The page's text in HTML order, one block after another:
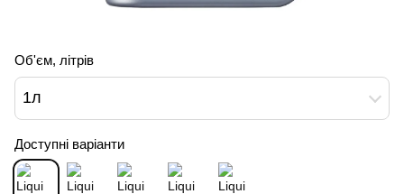
Об'єм, літрів
1л
Доступні варіанти